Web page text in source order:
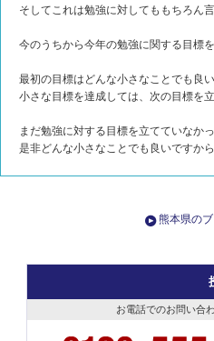
そしてこれは勉強に対してももちろん
今のうちから今年の勉強に関する目標
最初の目標はどんな小さなことでも良い
小さな目標を達成しては、次の目標を
まだ勉強に対する目標を立てていなか
是非どんな小さなことでも良いですか
熊本県の
お電話でのお問い合